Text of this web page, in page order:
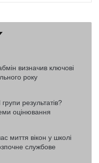
визначив ключові
року
результатів?
оцінювання
миття вікон у школі
службове